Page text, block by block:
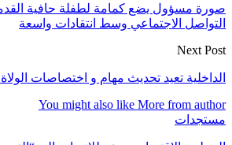
صورة مسؤول يضع كمامة لطفلة حافية
التواصل الاجتماعي وسط انتقادات واسعة
Next Post
الداخلية تعيد تحديث مهام و اختصاصات
You might also like More from author
مستجدات